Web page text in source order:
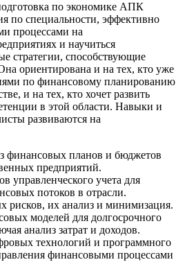
по экономике АПК
по специальности, эффективно
процессами на
и научиться
стратегии, способствующие
ориентирована и на тех, кто уже
по финансовому планированию
и на тех, кто хочет развить
в этой области. Навыки и
развиваются на
финансовых планов и бюджетов
предприятий.
управленческого учета для
потоков в отрасли.
рисков, их анализ и минимизация.
моделей для долгосрочного
анализ затрат и доходов.
технологий и программного
финансовыми процессами